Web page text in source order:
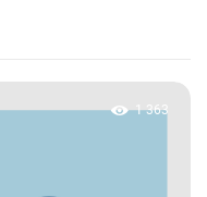
1 363